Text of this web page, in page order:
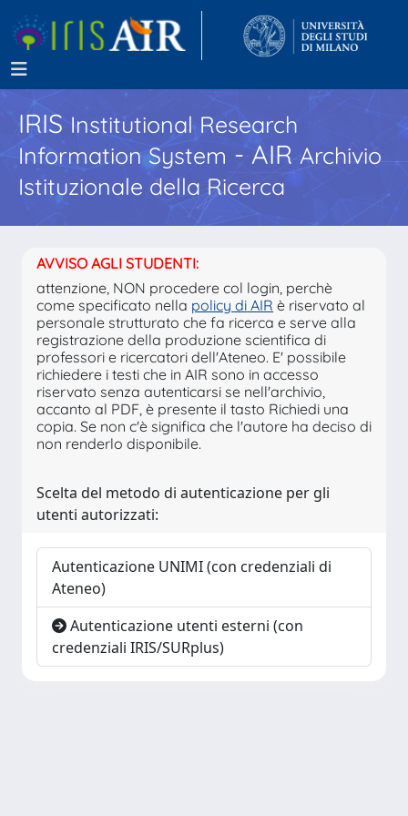
IRISInstitutional Research
Information System - AIR Archivio
Istituzionale della Ricerca
AVVISO AGLI STUDENTI:
attenzione, NON procedere col login, perchè
come specificato nella policy di AIR è riservato al
personale strutturato che fa ricerca e serve alla
registrazione della produzione scientifica di
professori e ricercatori dell'Ateneo. E' possibile
richiedere i testi che in AIR sono in accesso
riservato senza autenticarsi se nell'archivio,
accanto al PDF, è presente il tasto Richiedi una
copia. Se non c'è significa che l'autore ha deciso di
non renderlo disponibile.
Scelta del metodo di autenticazione per gli
utenti autorizzati:
Autenticazione UNIMI (con credenziali di
Ateneo)
Autenticazione utenti esterni (con
credenziali IRIS/SURplus)